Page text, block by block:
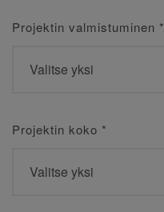
Projektin valmistuminen *
Projektin koko *